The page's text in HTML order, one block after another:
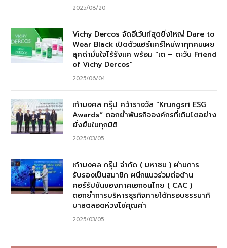
2025/08/20
Vichy Dercos จัดอีเว้นท์สุดยิ่งใหญ่ Dare to
Wear Black เปิดตัวแฮร์แคร์ใหม่พาทุกคนเผย
ลุคดำมั่นใจไร้รังแค พร้อม “เต – ตะวัน Friend
of Vichy Dercos”
2025/06/04
เก้ามงคล กรุ๊ป คว้ารางวัล “Krungsri ESG
Awards” ตอกย้ำพันธกิจองค์กรที่เติบโตอย่าง
ยั่งยืนในทุกมิติ
2025/03/05
เก้ามงคล กรุ๊ป จำกัด ( มหาชน ) ผ่านการ
รับรองเป็นสมาชิก ผนึกแนวร่วมต่อต้าน
คอร์รัปชันของภาคเอกชนไทย ( CAC )
ตอกย้ำการบริหารธุรกิจภายใต้กรอบธรรมาภิ
บาลตลอดห่วงโซ่คุณค่า
2025/03/05